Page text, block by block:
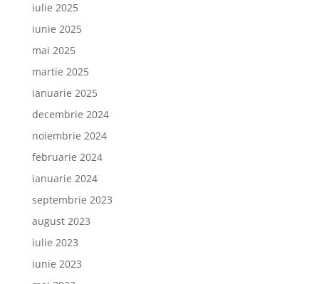
iulie 2025
iunie 2025
mai 2025
martie 2025
ianuarie 2025
decembrie 2024
noiembrie 2024
februarie 2024
ianuarie 2024
septembrie 2023
august 2023
iulie 2023
iunie 2023